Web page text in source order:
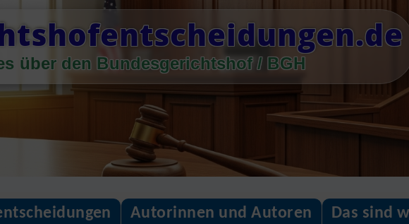
über den Bundesgerichtshof / BGH
Autorinnen und Autoren Das sind